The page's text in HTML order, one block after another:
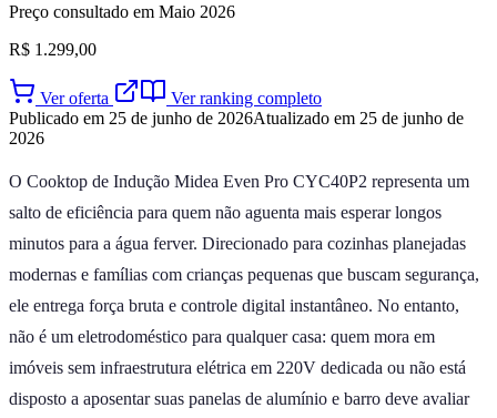
Preço consultado em Maio 2026
R$ 1.299,00
Ver oferta
Ver ranking completo
Publicado em 25 de junho de 2026Atualizado em 25 de junho de
2026
O Cooktop de Indução Midea Even Pro CYC40P2 representa um
salto de eficiência para quem não aguenta mais esperar longos
minutos para a água ferver. Direcionado para cozinhas planejadas
modernas e famílias com crianças pequenas que buscam segurança,
ele entrega força bruta e controle digital instantâneo. No entanto,
não é um eletrodoméstico para qualquer casa: quem mora em
imóveis sem infraestrutura elétrica em 220V dedicada ou não está
disposto a aposentar suas panelas de alumínio e barro deve avaliar